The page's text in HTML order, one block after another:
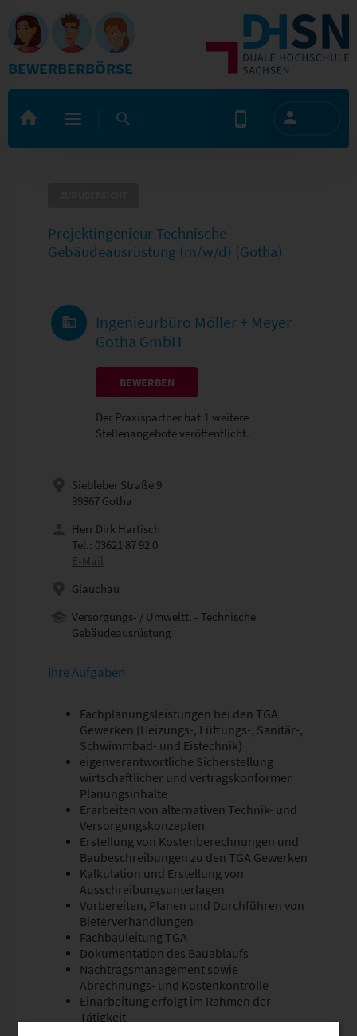
BEWERBERBÖRSE
Projektingenieur Technische
Gebäudeausrüstung (m/w/d) (Gotha)
Ingenieurbüro Möller + Meyer
Gotha GmbH
BEWERBEN
Der Praxispartner hat 1 weitere
Stellenangebote veröffentlicht.
Siebleber Straße 9
99867 Gotha
Herr Dirk Hartisch
Tel.: 03621 87 92 0
E-Mail
Glauchau
Versorgungs- / Umweltt. - Technische
Gebäudeausrüstung
Ihre Aufgaben
Fachplanungsleistungen bei den TGA
Gewerken (Heizungs-, Lüftungs-, Sanitär-,
Schwimmbad- und Eistechnik)
eigenverantwortliche Sicherstellung
wirtschaftlicher und vertragskonformer
Planungsinhalte
Erarbeiten von alternativen Technik- und
Versorgungskonzepten
Erstellung von Kostenberechnungen und
Baubeschreibungen zu den TGA Gewerken
Kalkulation und Erstellung von
Ausschreibungsunterlagen
Vorbereiten, Planen und Durchführen von
Bieterverhandlungen
Fachbauleitung TGA
Dokumentation des Bauablaufs
Nachtragsmanagement sowie
Abrechnungs- und Kostenkontrolle
Einarbeitung erfolgt im Rahmen der
Tätigkeit